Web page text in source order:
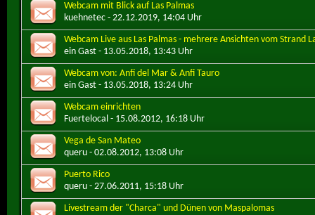
Webcam mit Blick auf Las Palmas
kuehnetec - 22.12.2019, 14:04 Uhr
Webcam Live aus Las Palmas - mehrere Ansichten vom Strand
ein Gast - 13.05.2018, 13:43 Uhr
Webcam von: Anfi del Mar & Anfi Tauro
ein Gast - 13.05.2018, 13:24 Uhr
Webcam einrichten
Fuertelocal - 15.08.2012, 16:18 Uhr
Vega de San Mateo
queru - 02.08.2012, 13:08 Uhr
Puerto Rico
queru - 27.06.2011, 15:18 Uhr
Livestream der "Charca" und Dünen von Maspalomas